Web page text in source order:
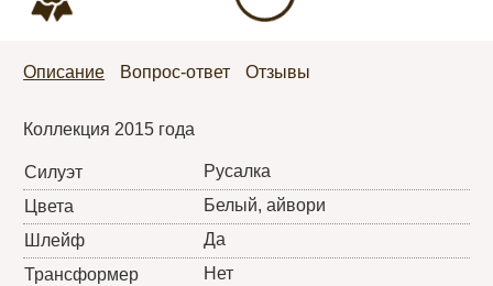
Описание Вопрос-ответ Отзывы
Коллекция 2015 года
Силуэт
Русалка
Цвета
Белый, айвори
Шлейф
Да
Трансформер
Нет